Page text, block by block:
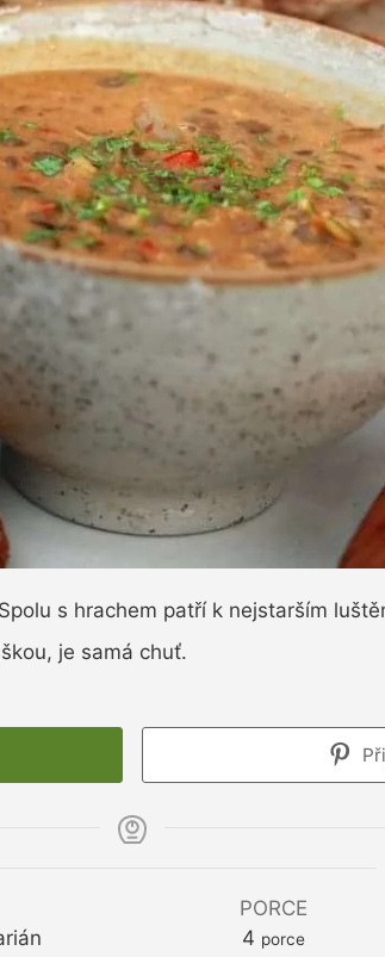
s hrachem patří k nejstarším
je samá chuť.
PORCE
4 porce